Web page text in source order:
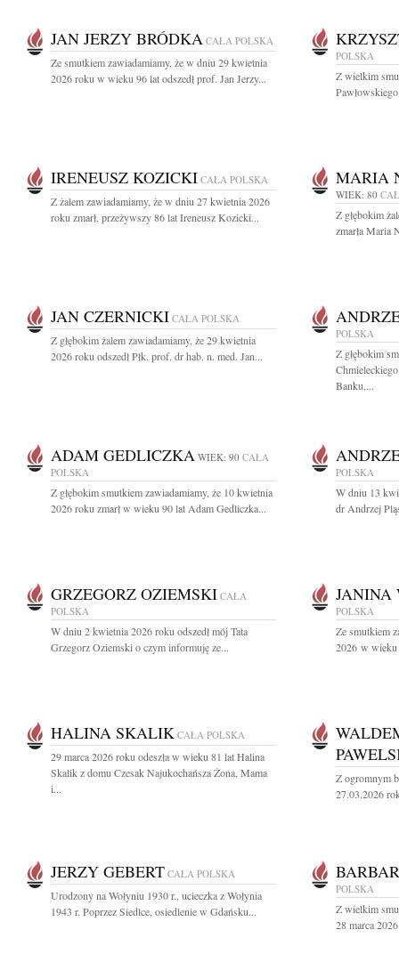
JAN JERZY BRÓDKA CAŁA POLSKA
Ze smutkiem zawiadamiamy, że w dniu 29 kwietnia
2026 roku w wieku 96 lat odszedł prof. Jan Jerzy...
POLSKA
Z wielkim
IRENEUSZ KOZICKI CAŁA POLSKA
Z żalem zawiadamiamy, że w dniu 27 kwietnia 2026
roku zmarł, przeżywszy 86 lat Ireneusz Kozicki...
MARIA
WIEK: 80
Z głębokim
zmarła Maria
JAN CZERNICKI CAŁA POLSKA
Z głębokim żalem zawiadamiamy, że 29 kwietnia
2026 roku odszedł Płk. prof. dr hab. n. med. Jan...
POLSKA
Z głębokim
Banku,...
ADAM GEDLICZKA WIEK: 90 CAŁA
POLSKA
Z głębokim smutkiem zawiadamiamy, że 10 kwietnia
2026 roku zmarł w wieku 90 lat Adam Gedliczka...
POLSKA
W dniu 13
dr Andrzej
GRZEGORZ OZIEMSKI CAŁA
POLSKA
W dniu 2 kwietnia 2026 roku odszedł mój Tata
Grzegorz Oziemski o czym informuję ze...
JANINA
POLSKA
Ze smutkiem
2026 w wieku
HALINA SKALIK CAŁA POLSKA
29 marca 2026 roku odeszła w wieku 81 lat Halina
Skalik z domu Czesak Najukochańsza Żona, Mama
i...
Z ogromnym
27.03.2026
JERZY GEBERT CAŁA POLSKA
Urodzony na Wołyniu 1930 r., ucieczka z Wołynia
1943 r. Poprzez Siedlce, osiedlenie w Gdańsku...
POLSKA
Z wielkim
28 marca